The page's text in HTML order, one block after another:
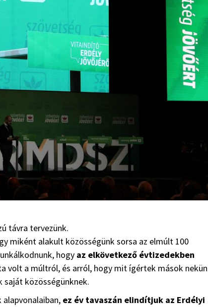
távra tervezünk.
miként alakult közösségünk sorsa az elmúlt 100
hogy az elkövetkező évtizedekben
volt a múltról, és arról, hogy mit ígértek mások
saját közösségünknek.
ez év tavaszán elindítjuk az Erdélyi